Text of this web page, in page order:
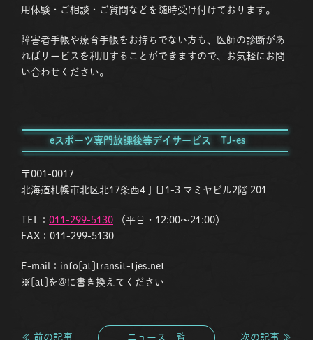
用体験・ご相談・ご質問などを随時受け付けております。
障害者手帳や療育手帳をお持ちでない方も、医師の診断があ
ればサービスを利用することができますので、お気軽にお問
い合わせください。
eスポーツ専門放課後等デイサービス TJ-es
〒001-0017
北海道札幌市北区北17条西4丁目1-3 マミヤビル2階 201
TEL： 011-299-5130 （平日・12:00〜21:00）
FAX：011-299-5130
E-mail：info[at]transit-tjes.net
※[at]を@に書き換えてください
≪ 前の記事 ニュース一覧 次の記事 ≫